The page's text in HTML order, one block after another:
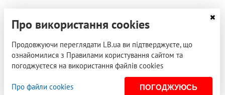
Про використання cookies
Продовжуючи переглядати LB.ua ви підтверджуєте, що
ознайомилися з Правилами користування сайтом та
погоджуєтеся на використання файлів cookies
Про файли cookies ПОГОДЖУЮСЬ